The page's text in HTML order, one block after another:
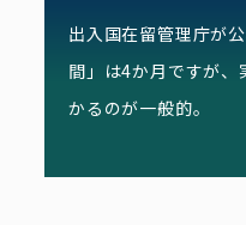
出入国在留管理庁が
間」は4か月ですが
かるのが一般的。